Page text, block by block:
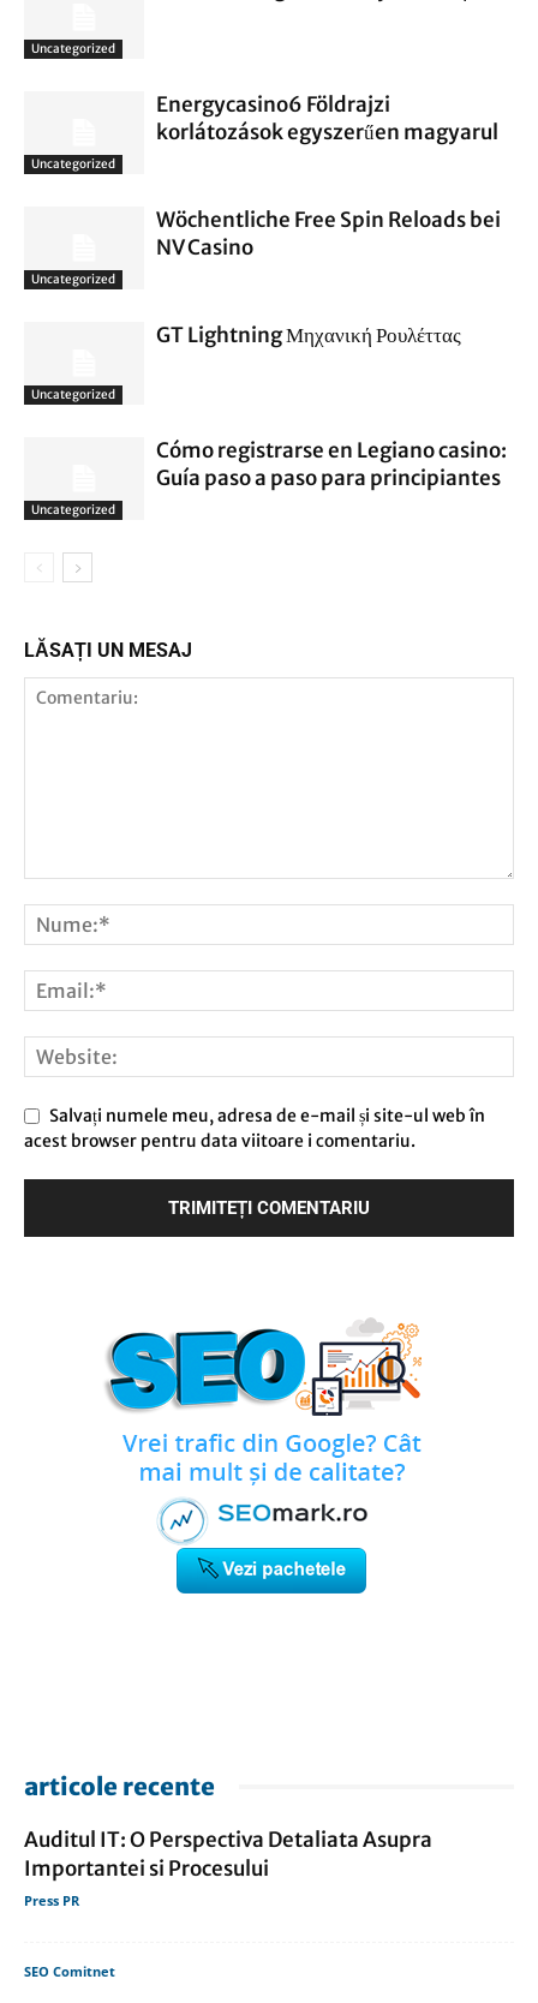
Uncategorized
Uncategorized
Energycasino6 Földrajzi
korlátozások egyszerűen magyarul
Uncategorized
Wöchentliche Free Spin Reloads bei
NV Casino
Uncategorized
GT Lightning Μηχανική Ρουλέττας
Uncategorized
Cómo registrarse en Legiano casino:
Guía paso a paso para principiantes
LĂSAȚI UN MESAJ
Salvați numele meu, adresa de e-mail și site-ul web în
acest browser pentru data viitoare i comentariu.
articole recente
Auditul IT: O Perspectiva Detaliata Asupra
Importantei si Procesului
Press PR
SEO Comitnet